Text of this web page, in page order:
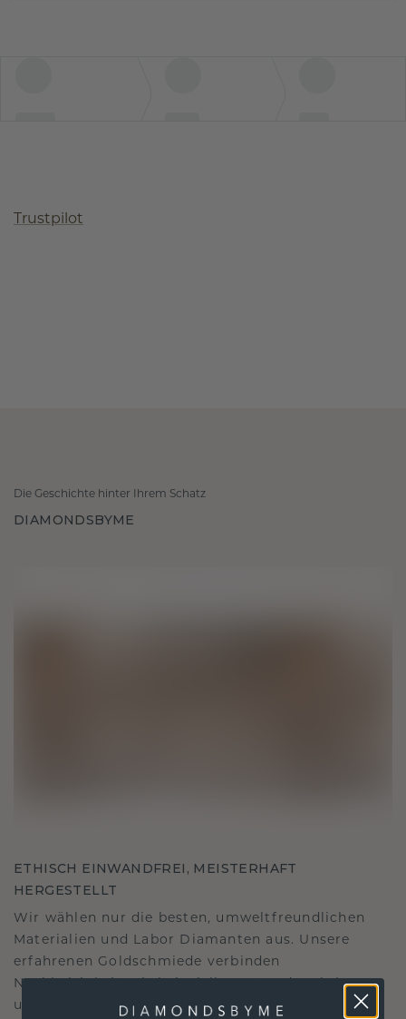
Trustpilot
Die Geschichte hinter Ihrem Schatz
DIAMONDSBYME
ETHISCH EINWANDFREI, MEISTERHAFT
HERGESTELLT
Wir wählen nur die besten, umweltfreundlichen
Materialien und Labor Diamanten aus. Unsere
erfahrenen Goldschmiede verbinden
Nachhaltigkeit mit beispielloser Handwerkskunst
und stellen so sicher, dass Ihr Schmuck ebenso